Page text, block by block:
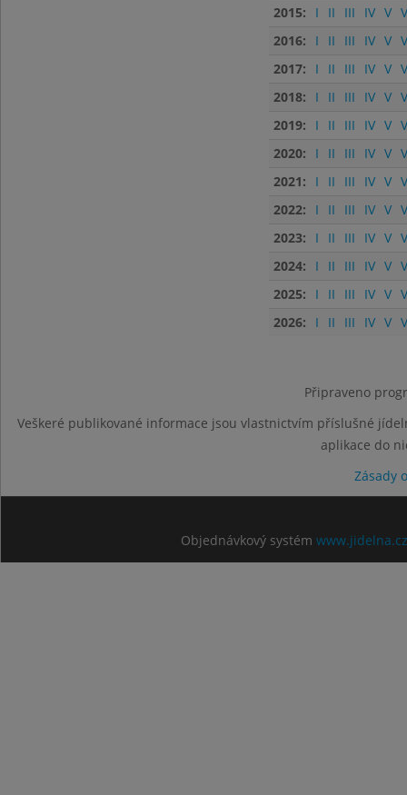
2015:
I II III IV V
2016:
I II III IV V
2017:
I II III IV V
2018:
I II III IV V
2019:
I II III IV V
2020:
I II III IV V
2021:
I II III IV V
2022:
I II III IV V
2023:
I II III IV V
2024:
I II III IV V
2025:
I II III IV V
2026:
I II III IV V
Připraveno
Veškeré publikované informace jsou vlastnictvím příslušné
aplikace do
Zásady
Objednávkový systém www.jidelna.cz